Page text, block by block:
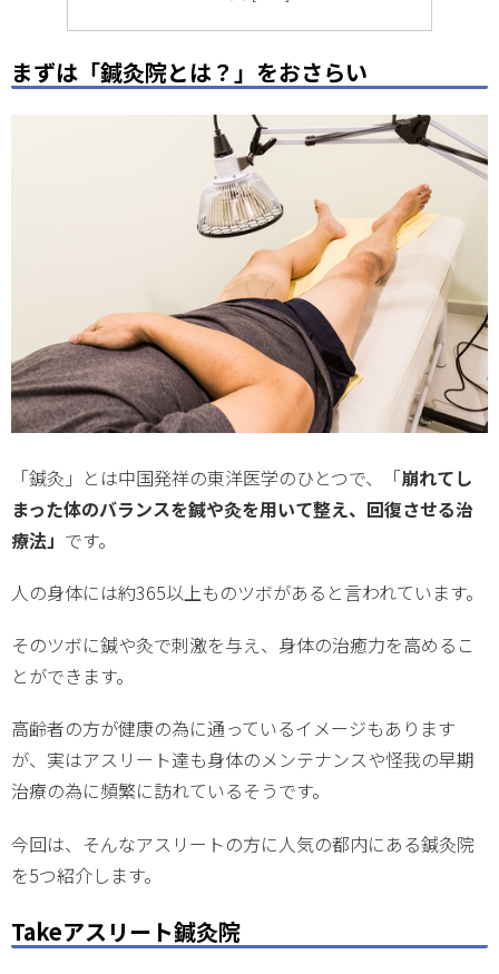
まずは「鍼灸院とは？」をおさらい
「鍼灸」とは中国発祥の東洋医学のひとつで、「崩れてし
まった体のバランスを鍼や灸を用いて整え、回復させる治
療法」 です。
人の身体には約365以上ものツボがあると言われています。
そのツボに鍼や灸で刺激を与え、身体の治癒力を高めるこ
とができます。
高齢者の方が健康の為に通っているイメージもあります
が、実はアスリート達も身体のメンテナンスや怪我の早期
治療の為に頻繁に訪れているそうです。
今回は、そんなアスリートの方に人気の都内にある鍼灸院
を5つ紹介します。
Takeアスリート鍼灸院